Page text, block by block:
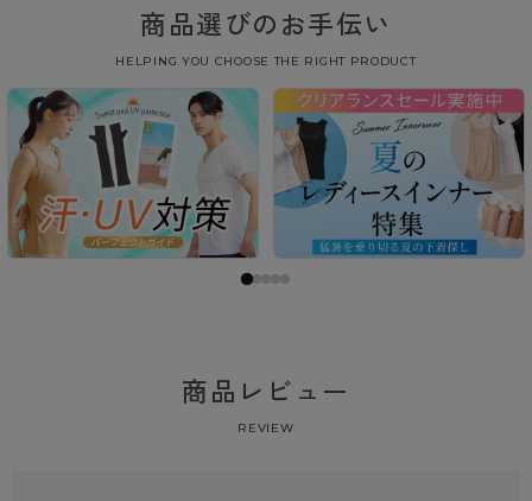
商品選びのお手伝い
HELPING YOU CHOOSE THE RIGHT PRODUCT
商品レビュー
REVIEW